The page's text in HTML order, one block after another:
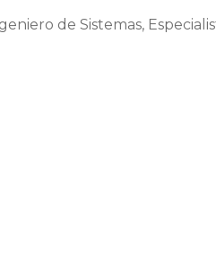
de Sistemas,